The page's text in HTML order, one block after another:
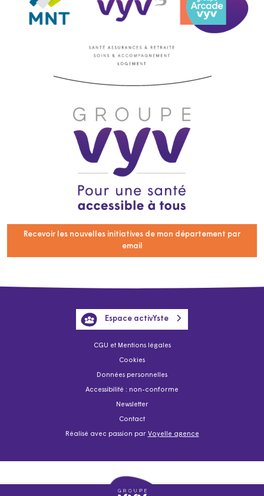
Recevoir les nouvelles initiatives de mon département par
email
CGU et Mentions légales
Cookies
Données personnelles
Accessibilité : non-conforme
Newsletter
Contact
Réalisé avec passion par Voyelle agence
Espace activYste